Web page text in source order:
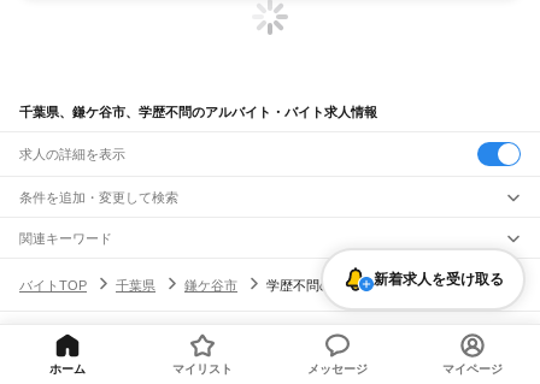
千葉県、鎌ケ谷市、学歴不問のアルバイト・バイト求人情報
求人の詳細を表示
条件を追加・変更して検索
市区町村を追加・変更
千葉県すべて
銚子市 館山市 野田市 佐倉市東金市
勝浦市 市原市 鎌ケ谷市
駅を追加・変更
南流山駅
新八柱駅東松戸駅 船橋法典駅
JR中央・総武線
飲食・フードサービス
飲食・フードサービス
すべて
特徴を追加・変更
関連キーワード
千葉県 学歴不問 官公庁
千葉県 船橋市 学歴不問年齢不問千葉県 浦安市 学歴不問年齢不問
バイトTOP 千葉県 鎌ケ谷市 学歴不問のアルバイト・バイト・求人
新着求人を受け取る
ヘルプ・お問い合わせ サイトマップ
利用規約・プライバシーポリシー
[企業]求人広告の掲載相談
ホーム マイリスト メッセージ マイページ